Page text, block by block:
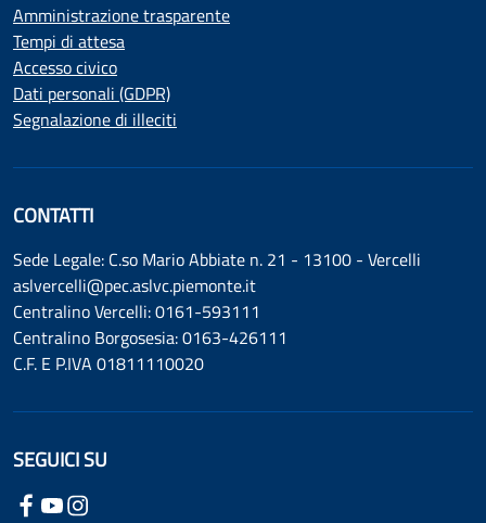
Amministrazione trasparente
Tempi di attesa
Accesso civico
Dati personali (GDPR)
Segnalazione di illeciti
CONTATTI
Sede Legale: C.so Mario Abbiate n. 21 - 13100 - Vercelli
aslvercelli@pec.aslvc.piemonte.it
Centralino Vercelli: 0161-593111
Centralino Borgosesia: 0163-426111
C.F. E P.IVA 01811110020
SEGUICI SU